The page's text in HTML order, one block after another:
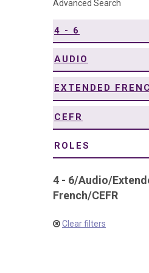
Advanced Search
4 - 6
AUDIO
EXTENDED
CEFR
ROLES
4 - 6/Audio/
French/CEFR
Clear filters